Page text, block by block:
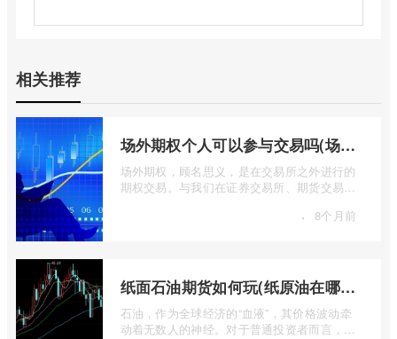
相关推荐
场外期权个人可以参与交易吗(场外个股期权怎样交易)
场外期权，顾名思义，是在交易所之外进行的
期权交易。与我们在证券交易所、期货交易所
· 8个月前
纸面石油期货如何玩(纸原油在哪里交易)
石油，作为全球经济的“血液”，其价格波动牵
动着无数人的神经。对于普通投资者而言，直